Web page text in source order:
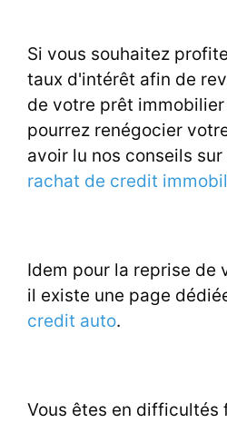
Si vous souhaitez
taux d'intérêt afin de
de votre prêt
pourrez renégocier
avoir lu nos conseils
rachat de credit
Idem pour la reprise de
il existe une page
credit auto.
Vous êtes en difficultés